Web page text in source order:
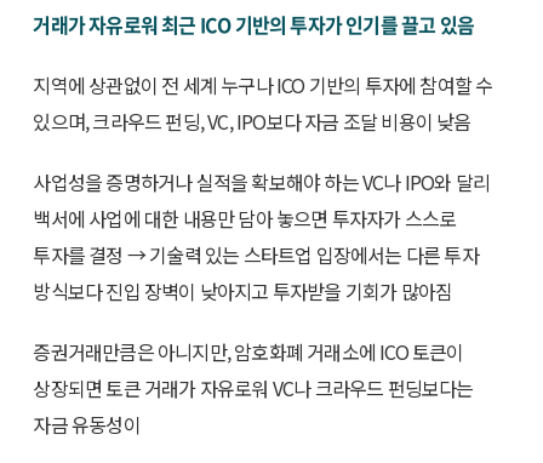
거래가 자유로워 최근 ICO 기반의 투자가 인기를 끌고 있음
지역에 상관없이 전 세계 누구나 ICO 기반의 투자에 참여할 수
있으며, 크라우드 펀딩, VC, IPO보다 자금 조달 비용이 낮음
사업성을 증명하거나 실적을 확보해야 하는 VC나 IPO와 달리
백서에 사업에 대한 내용만 담아 놓으면 투자자가 스스로
투자를 결정 → 기술력 있는 스타트업 입장에서는 다른 투자
방식보다 진입 장벽이 낮아지고 투자받을 기회가 많아짐
증권거래만큼은 아니지만, 암호화폐 거래소에 ICO 토큰이
상장되면 토큰 거래가 자유로워 VC나 크라우드 펀딩보다는
자금 유동성이